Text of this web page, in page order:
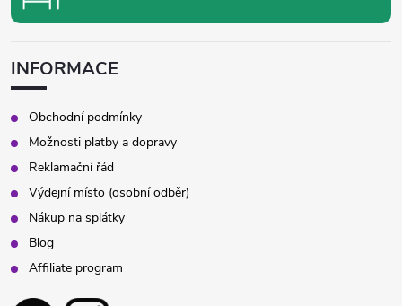
INFORMACE
Obchodní podmínky
Možnosti platby a dopravy
Reklamační řád
Výdejní místo (osobní odběr)
Nákup na splátky
Blog
Affiliate program